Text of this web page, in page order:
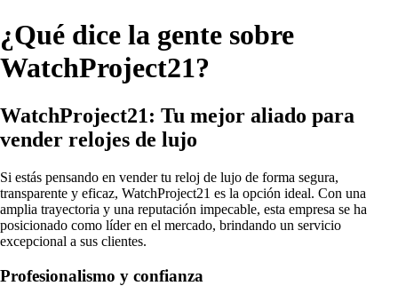
¿Qué dice la gente sobre
WatchProject21?
WatchProject21: Tu mejor aliado para
vender relojes de lujo
Si estás pensando en vender tu reloj de lujo de forma segura,
transparente y eficaz, WatchProject21 es la opción ideal. Con una
amplia trayectoria y una reputación impecable, esta empresa se ha
posicionado como líder en el mercado, brindando un servicio
excepcional a sus clientes.
Profesionalismo y confianza